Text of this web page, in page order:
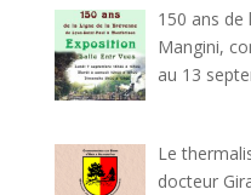
150 ans de
Mangini,
au 13
Le
docteur